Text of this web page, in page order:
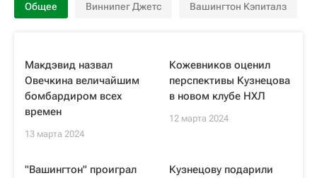
Общее Виннипег Джетс Вашингтон Кэпиталз
Макдэвид назвал
Овечкина величайшим
бомбардиром всех
времен
13 марта 2024
Кожевников оценил
перспективы Кузнецова
в новом клубе НХЛ
12 марта 2024
"Вашингтон" проиграл
Кузнецову подарили